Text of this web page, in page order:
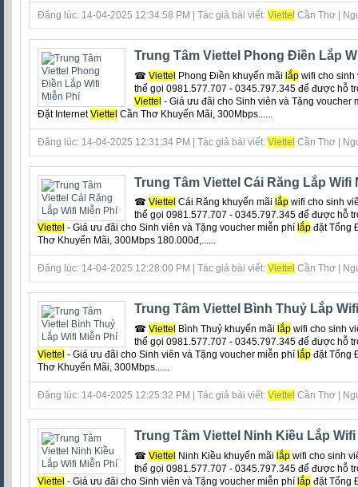
Đăng lúc: 14-04-2025 12:34:58 PM | Tác giả bài viết: Viettel Cần Thơ |
Trung Tâm Viettel Phong Điền Lắp
☎ Viettel Phong Điền khuyến mãi lắpwifi cho sinh
thể gọi 0981.577.707 - 0345.797.345 để được hỗ
Viettel - Giá ưu đãi cho Sinh viên và Tặng voucher
Đặt InternetViettel Cần Thơ Khuyến Mãi, 300Mbps......
Đăng lúc: 14-04-2025 12:31:34 PM | Tác giả bài viết: Viettel Cần Thơ |
Trung Tâm Viettel Cái Răng Lắp Wifi
☎ Viettel Cái Răng khuyến mãi lắpwifi cho sinh
thể gọi 0981.577.707 - 0345.797.345 để được hỗ
Viettel - Giá ưu đãi cho Sinh viên và Tặng voucher miễn phí lắp đặt Tổng
Thơ Khuyến Mãi, 300Mbps 180.000đ,......
Đăng lúc: 14-04-2025 12:28:00 PM | Tác giả bài viết: Viettel Cần Thơ |
Trung Tâm Viettel Bình Thuỷ Lắp
☎ Viettel Bình Thuỷ khuyến mãi lắpwifi cho sinh
thể gọi 0981.577.707 - 0345.797.345 để được hỗ
Viettel - Giá ưu đãi cho Sinh viên và Tặng voucher miễn phí lắp đặt Tổng
Thơ Khuyến Mãi, 300Mbps......
Đăng lúc: 14-04-2025 12:25:32 PM | Tác giả bài viết: Viettel Cần Thơ |
Trung Tâm Viettel Ninh Kiều Lắp Wifi
☎ Viettel Ninh Kiều khuyến mãi lắpwifi cho sinh
thể gọi 0981.577.707 - 0345.797.345 để được hỗ
Viettel - Giá ưu đãi cho Sinh viên và Tặng voucher miễn phí lắp đặt Tổng